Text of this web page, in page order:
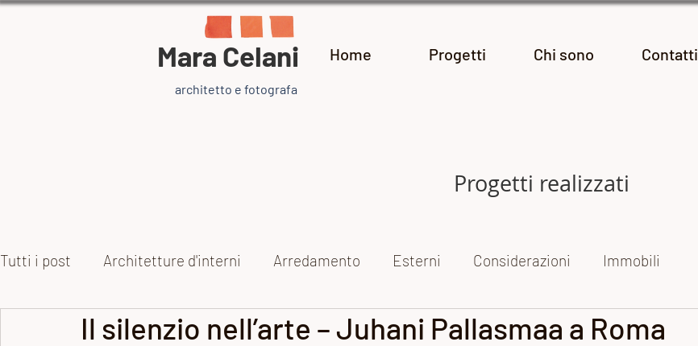
Mara Celani
architetto e fotografa
Home Progetti Chi sono Contatti
Progetti realizzati
Tutti i post Architetture d'interni Arredamento Esterni Considerazioni Immobili
Collezioni Arte e artisti Ispirazione Progetti fotografici Le mie mostre Reportage
Il silenzio nell’arte – Juhani Pallasmaa a Roma